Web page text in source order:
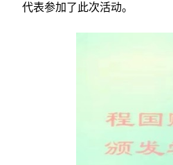
代表参加了此次活动。